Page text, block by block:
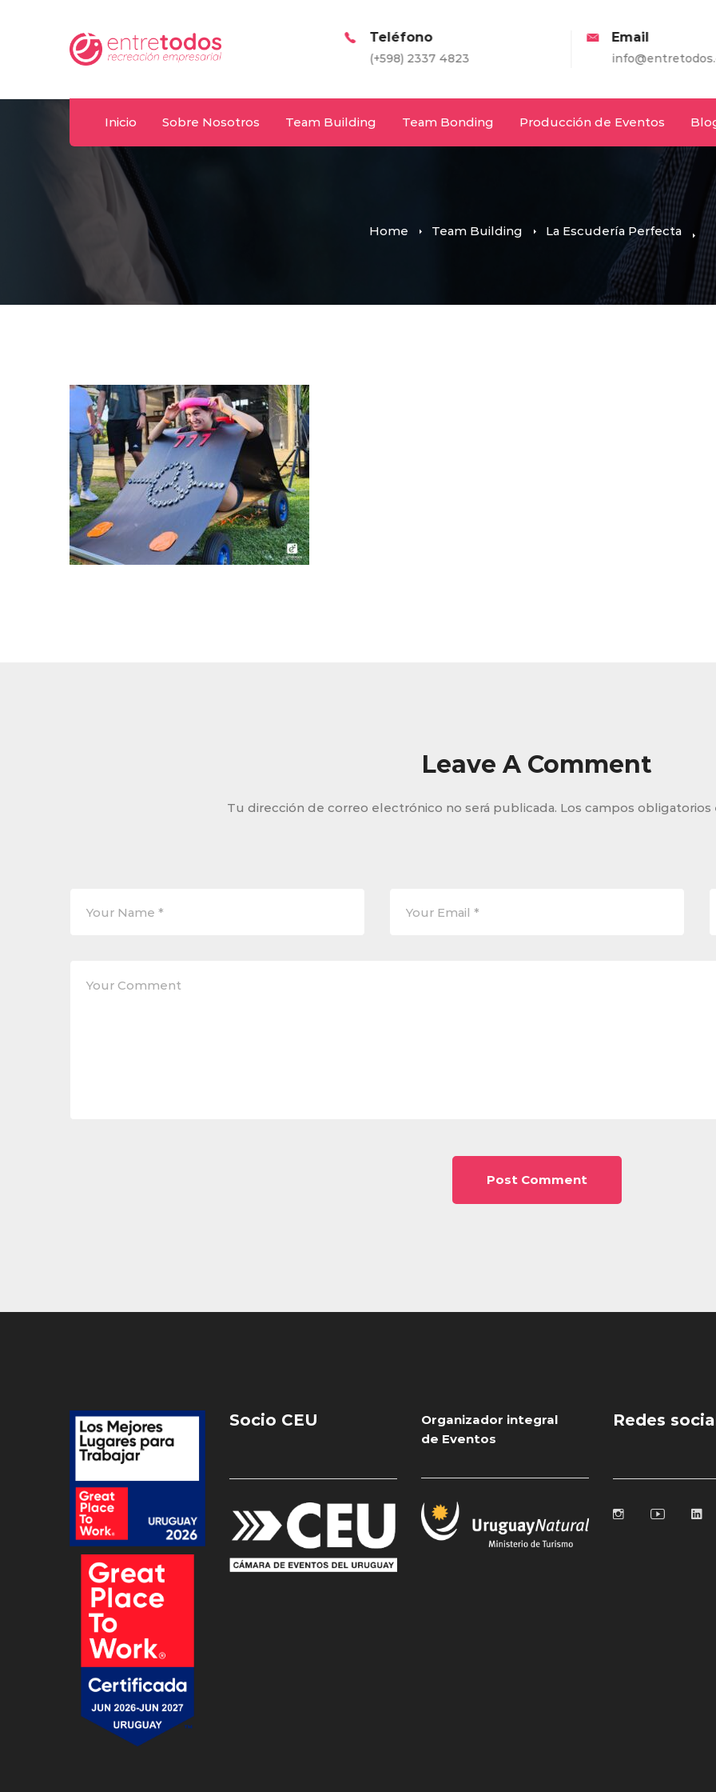
Whatsapp
092 487 198
Teléfono
(+598) 2337 4823
Email
Inicio Sobre Nosotros Team Building Team Bonding Producción de Eventos
Home Team Building La Escudería Perfecta
Leave A Comment
Tu dirección de correo electrónico no será publicada. Los campos obligatorios
Socio CEU
Organizador integral
de Eventos
Redes